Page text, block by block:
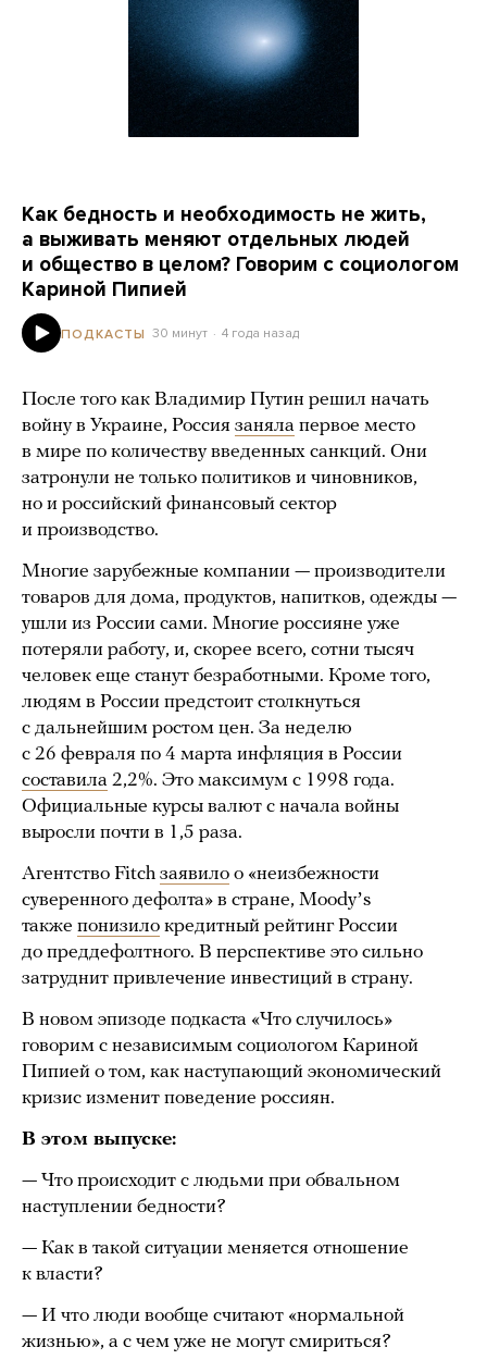
Как бедность и необходимость не жить,
а выживать меняют отдельных людей
и общество в целом? Говорим с социологом
Кариной Пипией
ПОДКАСТЫ 30 минут 4 года назад
После того как Владимир Путин решил начать
войну в Украине, Россия заняла первое место
в мире по количеству введенных санкций. Они
затронули не только политиков и чиновников,
но и российский финансовый сектор
и производство.
Многие зарубежные компании — производители
товаров для дома, продуктов, напитков, одежды —
ушли из России сами. Многие россияне уже
потеряли работу, и, скорее всего, сотни тысяч
человек еще станут безработными. Кроме того,
людям в России предстоит столкнуться
с дальнейшим ростом цен. За неделю
с 26 февраля по 4 марта инфляция в России
составила 2,2%. Это максимум с 1998 года.
Официальные курсы валют с начала войны
выросли почти в 1,5 раза.
Агентство Fitch заявило о «неизбежности
суверенного дефолта» в стране, Moodyʼs
также понизило кредитный рейтинг России
до преддефолтного. В перспективе это сильно
затруднит привлечение инвестиций в страну.
В новом эпизоде подкаста «Что случилось»
говорим с независимым социологом Кариной
Пипией о том, как наступающий экономический
кризис изменит поведение россиян.
В этом выпуске:
— Что происходит с людьми при обвальном
наступлении бедности?
— Как в такой ситуации меняется отношение
к власти?
— И что люди вообще считают «нормальной
жизнью», а с чем уже не могут смириться?